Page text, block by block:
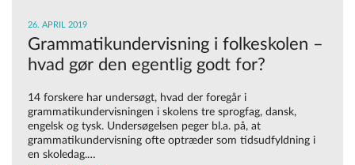
26. APRIL 2019
Grammatikundervisning i folkeskolen –
hvad gør den egentlig godt for?
14 forskere har undersøgt, hvad der foregår i
grammatikundervisningen i skolens tre sprogfag, dansk,
engelsk og tysk. Undersøgelsen peger bl.a. på, at
grammatikundervisning ofte optræder som tidsudfyldning i
en skoledag.…